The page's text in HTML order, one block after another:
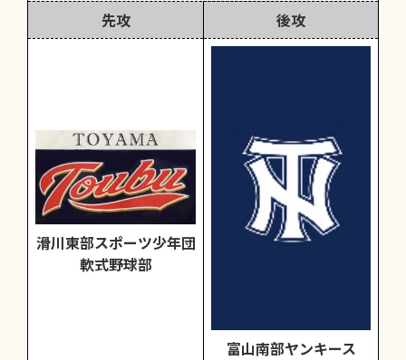
先攻 後攻
滑川東部スポーツ少年団
軟式野球部
富山南部ヤンキース